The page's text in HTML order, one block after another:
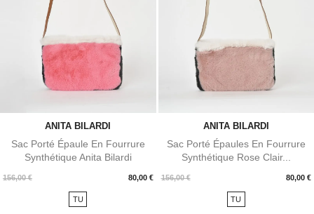
ANITA BILARDI
Sac Porté Épaule En Fourrure
Synthétique Anita Bilardi
156,00 € 80,00 €
Prix
TU
ANITA BILARDI
Sac Porté Épaules En Fourrure
Synthétique Rose Clair...
156,00 € 80,00 €
Prix
TU